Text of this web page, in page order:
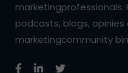
marketingprofessionals.
podcasts, blogs,
marketingcommunity